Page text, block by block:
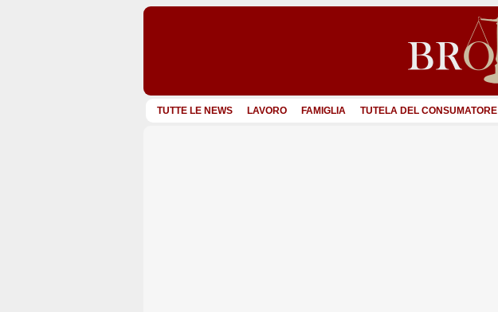
TUTTE LE NEWS LAVORO FAMIGLIA TUTELA DEL CONSUMATORE